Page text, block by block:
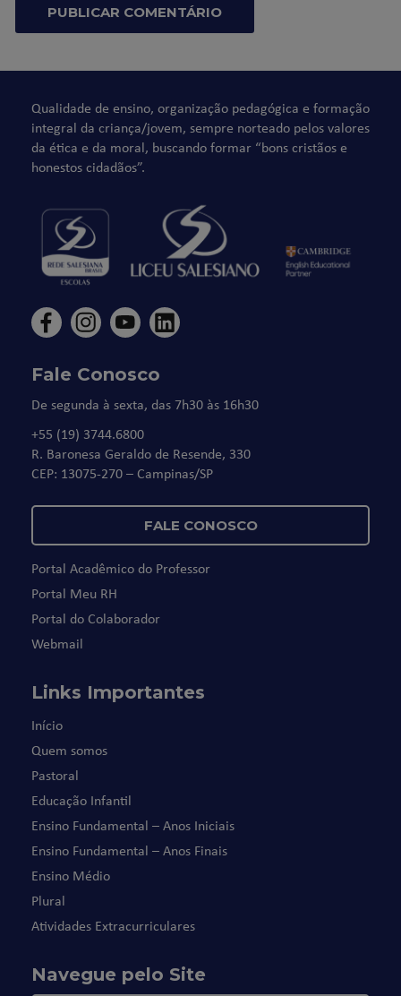
Qualidade de ensino, organização pedagógica e formação
integral da criança/jovem, sempre norteado pelos valores
da ética e da moral, buscando formar “bons cristãos e
honestos cidadãos”.
Fale Conosco
De segunda à sexta, das 7h30 às 16h30
+55 (19) 3744.6800
R. Baronesa Geraldo de Resende, 330
CEP: 13075-270 – Campinas/SP
FALE CONOSCO
Portal Acadêmico do Professor
Portal Meu RH
Portal do Colaborador
Webmail
Links Importantes
Início
Quem somos
Pastoral
Educação Infantil
Ensino Fundamental – Anos Iniciais
Ensino Fundamental – Anos Finais
Ensino Médio
Plural
Atividades Extracurriculares
Navegue pelo Site